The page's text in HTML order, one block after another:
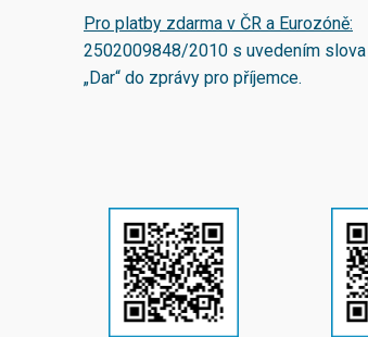
Pro platby zdarma v ČR a Eurozóně:
2502009848/2010 s uvedením slova
„Dar“ do zprávy pro příjemce.